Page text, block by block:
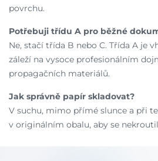
povrchu.
Potřebuji třídu A pro běžné
Ne, stačí třída B nebo C. Třída A je
záleží na vysoce profesionálním
propagačních materiálů.
Jak správně papír skladovat?
V suchu, mimo přímé slunce a při
v originálním obalu, aby se